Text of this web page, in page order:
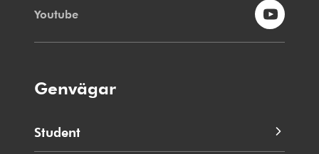
Youtube
Genvägar
Student